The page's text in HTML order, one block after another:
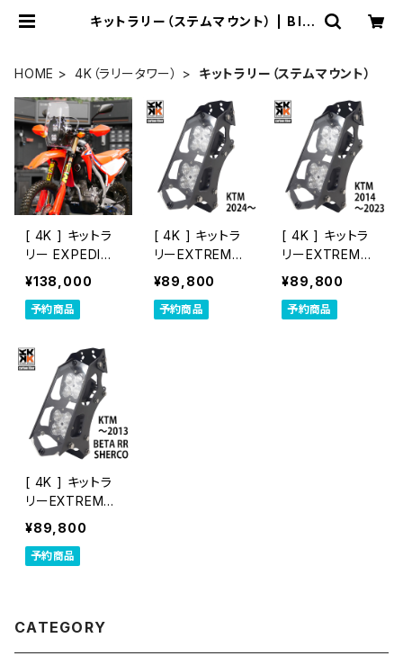
キットラリー（ステムマウント） | BIV
HOME 4K（ラリータワー） キットラリー（ステムマウント）
[ 4K ] キットラ
リー EXPEDITI
ON CRF250L
（要加工）
¥138,000
予約商品
[ 4K ] キットラ
リーEXTREME
[ KTM・Husq・
GASGAS EDマ
シン 2024～ ]
¥89,800
予約商品
[ 4K ] キットラ
リーEXTREME
[ KTM・Husq・
GASGAS EDマ
シン ～2023 ]
¥89,800
予約商品
[ 4K ] キットラ
リーEXTREME
[ BETA、SHERC
O、KTM～2013
]
¥89,800
予約商品
CATEGORY